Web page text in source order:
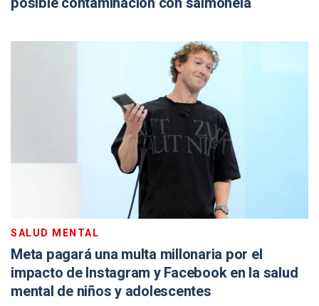
SALUD MENTAL
Meta pagará una multa millonaria por el
impacto de Instagram y Facebook en la salud
mental de niños y adolescentes